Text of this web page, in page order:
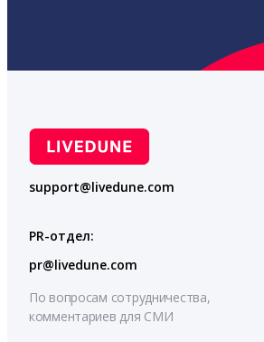
support@livedune.com
PR-отдел:
pr@livedune.com
По вопросам сотрудничества,
комментариев для СМИ